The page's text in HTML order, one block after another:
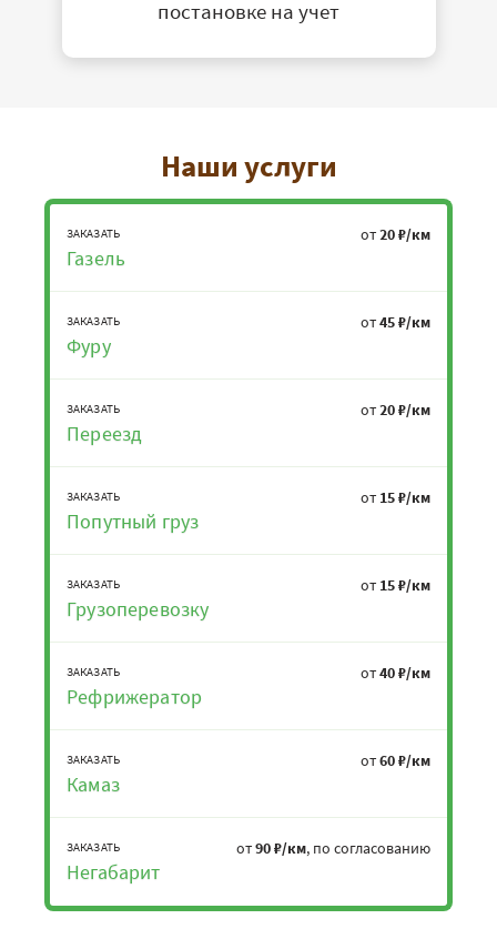
постановке на учет
Наши услуги
ЗАКАЗАТЬ
Газель
от20 ₽/км
ЗАКАЗАТЬ
Фуру
от45 ₽/км
ЗАКАЗАТЬ
Переезд
от20 ₽/км
ЗАКАЗАТЬ
Попутный груз
от 15 ₽/км
ЗАКАЗАТЬ
Грузоперевозку
от 15 ₽/км
ЗАКАЗАТЬ
Рефрижератор
от40 ₽/км
ЗАКАЗАТЬ
Камаз
от60 ₽/км
ЗАКАЗАТЬ
Негабарит
от90 ₽/км, по согласованию